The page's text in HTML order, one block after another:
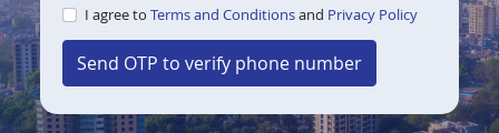
I agree to Terms and Conditionsand Privacy Policy
Send OTP to verify phone number